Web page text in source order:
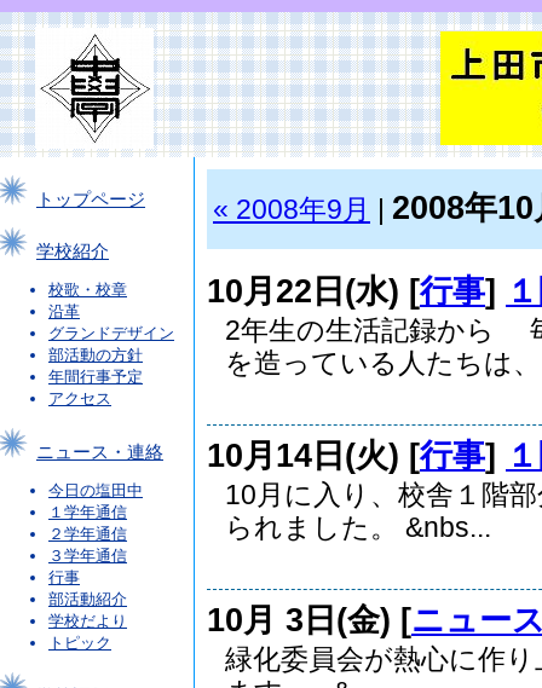
トップページ
学校紹介
校歌・校章
沿革
グランドデザイン
部活動の方針
年間行事予定
アクセス
ニュース・連絡
今日の塩田中
１学年通信
２学年通信
３学年通信
行事
部活動紹介
学校だより
トピック
« 2008年9月 2008年10
10月22日(水) [行事]
2年生の生活記録から
を造っている人たちは
10月14日(火) [行事]
10月に入り、校舎１階
られました。 &nbs...
10月 3日(金) [ニュー
緑化委員会が熱心に作